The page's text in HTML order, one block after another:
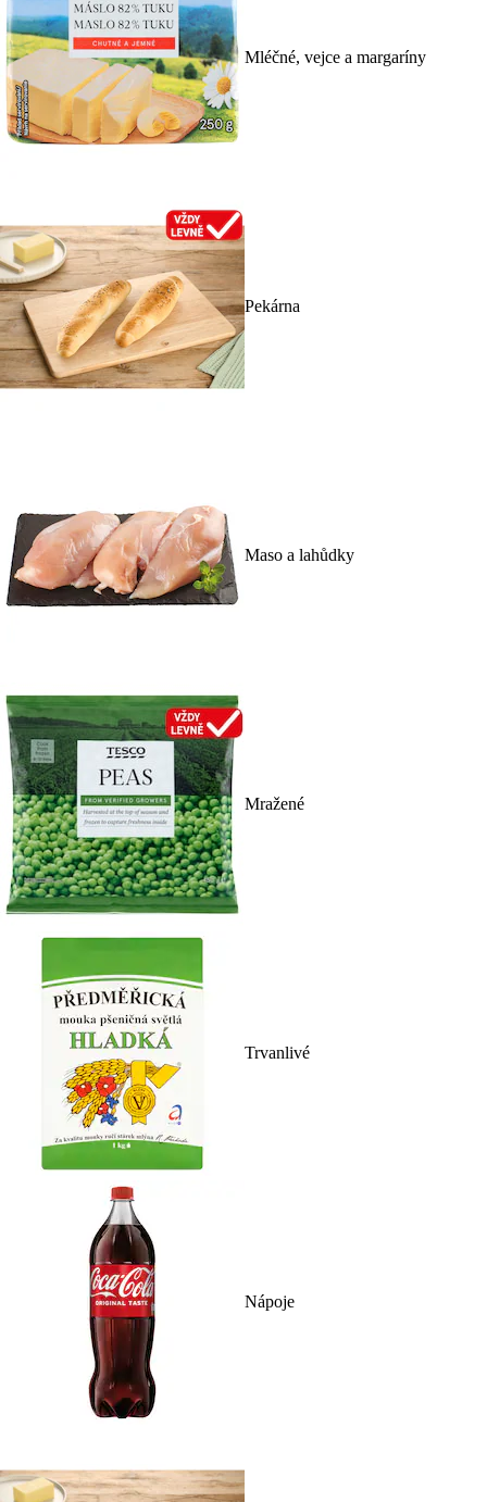
Mléčné, vejce a margaríny
Pekárna
Maso a lahůdky
Mražené
Trvanlivé
Nápoje